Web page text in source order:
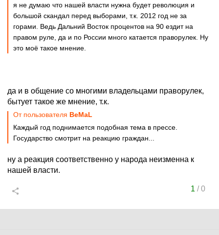
я не думаю что нашей власти нужна будет революция и
большой скандал перед выборами, т.к. 2012 год не за
горами. Ведь Дальний Восток процентов на 90 ездит на
правом руле, да и по России много катается праворулек. Ну
это моё такое мнение.
да и в общение со многими владельцами праворулек,
бытует такое же мнение, т.к.
От пользователя BeMaL
Каждый год поднимается подобная тема в прессе.
Государство смотрит на реакцию граждан...
ну а реакция соответственно у народа неизменна к
нашей власти.
1 /0